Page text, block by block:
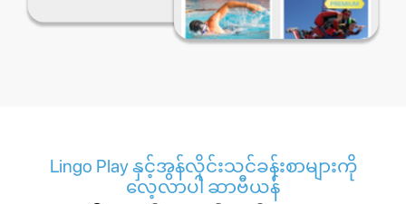
Lingo Play နှင့်အွန်လိုင်းသင်ခန်းစာများကို
လေ့လာပါ ဆာဗီယန်